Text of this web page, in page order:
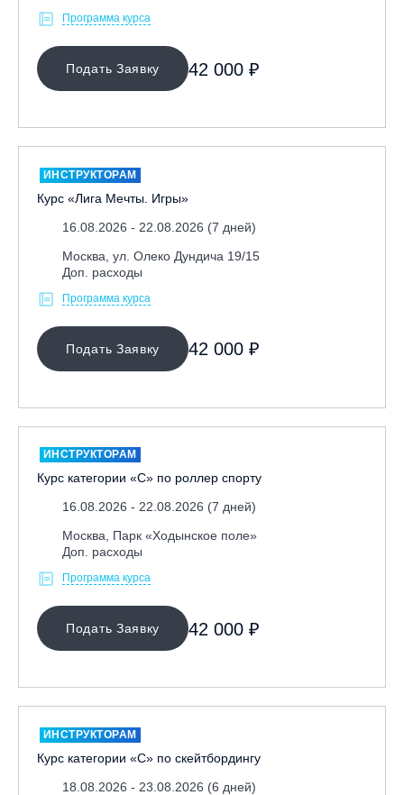
Программа курса
Подать Заявку 42 000 ₽
ИНСТРУКТОРАМ
Курс «Лига Мечты. Игры»
16.08.2026 - 22.08.2026 (7 дней)
Москва, ул. Олеко Дундича 19/15
Доп. расходы
Программа курса
Подать Заявку 42 000 ₽
ИНСТРУКТОРАМ
Курс категории «С» по роллер спорту
16.08.2026 - 22.08.2026 (7 дней)
Москва, Парк «Ходынское поле»
Доп. расходы
Программа курса
Подать Заявку 42 000 ₽
ИНСТРУКТОРАМ
Курс категории «С» по скейтбордингу
18.08.2026 - 23.08.2026 (6 дней)